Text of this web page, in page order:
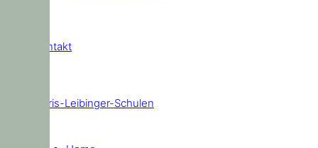
Kontakt
Doris-Leibinger-Schulen